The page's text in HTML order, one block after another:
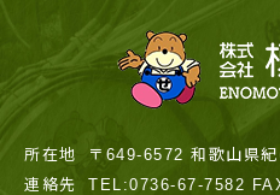
所在地
〒649-6572 和歌山県
連絡先
TEL:0736-67-7582